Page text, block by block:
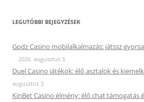
LEGUTÓBBI BEJEGYZÉSEK
Godz Casino mobilalkalmazás: játssz
2026. augusztus 3.
Duel Casino játékok: élő asztalok és
augusztus 3.
KinBet Casino élmény: élő chat támogatás